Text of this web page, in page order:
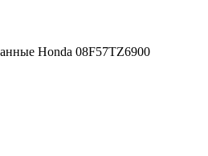
Honda 08F57TZ6900